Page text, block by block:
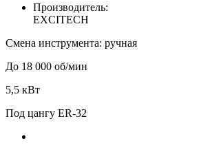
Производитель:
EXCITECH
Смена инструмента: ручная
До 18 000 об/мин
5,5 кВт
Под цангу ER-32